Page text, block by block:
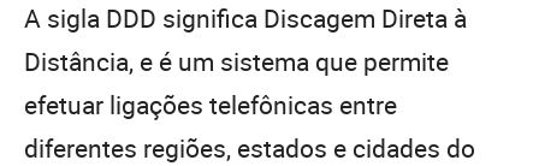
A sigla DDD significa Discagem Direta à
Distância, e é um sistema que permite
efetuar ligações telefônicas entre
diferentes regiões, estados e cidades do